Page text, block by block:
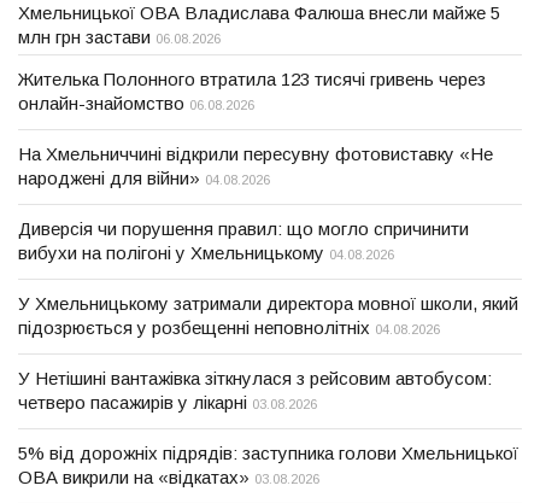
Хмельницької ОВА Владислава Фалюша внесли майже 5
млн грн застави 06.08.2026
Жителька Полонного втратила 123 тисячі гривень через
онлайн-знайомство 06.08.2026
На Хмельниччині відкрили пересувну фотовиставку «Не
народжені для війни» 04.08.2026
Диверсія чи порушення правил: що могло спричинити
вибухи на полігоні у Хмельницькому 04.08.2026
У Хмельницькому затримали директора мовної школи, який
підозрюється у розбещенні неповнолітніх 04.08.2026
У Нетішині вантажівка зіткнулася з рейсовим автобусом:
четверо пасажирів у лікарні 03.08.2026
5% від дорожніх підрядів: заступника голови Хмельницької
ОВА викрили на «відкатах» 03.08.2026